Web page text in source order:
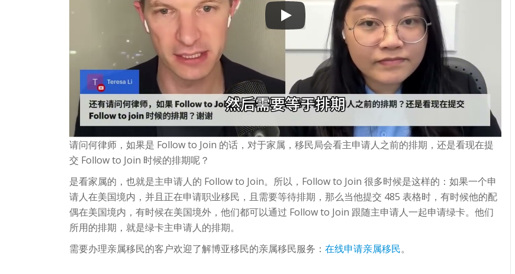
请问何律师，如果是 Follow to Join 的话，对于家属，移民局会看主申请人之前的排期，还是看现在提
交 Follow to Join 时候的排期呢？
是看家属的，也就是主申请人的 Follow to Join。所以，Follow to Join 很多时候是这样的：如果一个申
请人在美国境内，并且正在申请职业移民，且需要等待排期，那么当他提交 485 表格时，有时候他的配
偶在美国境内，有时候在美国境外，他们都可以通过 Follow to Join 跟随主申请人一起申请绿卡。他们
所用的排期，就是绿卡主申请人的排期。
需要办理亲属移民的客户欢迎了解博亚移民的亲属移民服务： 在线申请亲属移民。